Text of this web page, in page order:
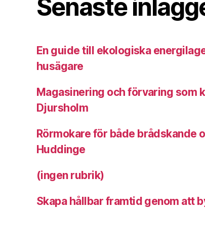
Senaste
En guide till ekologiska
husägare
Magasinering och förvaring som
Djursholm
Rörmokare för både brådskande
Huddinge
(ingen rubrik)
Skapa hållbar framtid genom att